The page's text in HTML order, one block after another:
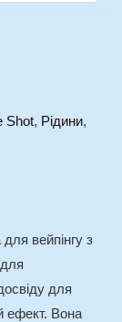
Shot, Рідини,
вейпінгу з
для
ефект. Вона